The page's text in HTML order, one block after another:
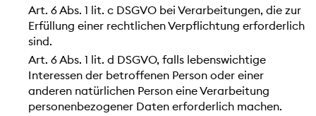
Art. 6 Abs. 1 lit. c DSGVO bei Verarbeitungen, die zur
Erfüllung einer rechtlichen Verpflichtung erforderlich
sind.
Art. 6 Abs. 1 lit. d DSGVO, falls lebenswichtige
Interessen der betroffenen Person oder einer
anderen natürlichen Person eine Verarbeitung
personenbezogener Daten erforderlich machen.